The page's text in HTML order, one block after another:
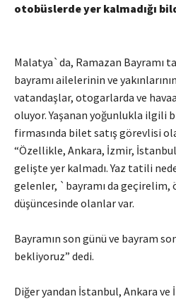
otobüslerde yer kalmadığı
Malatya`da, Ramazan Bayramı
bayramı ailelerinin ve
vatandaşlar, otogarlarda ve
oluyor. Yaşanan yoğunlukla ilgili
firmasında bilet satış görevlisi
“Özellikle, Ankara, İzmir,
gelişte yer kalmadı. Yaz tatili
gelenler, `bayramı da geçirelim,
düşüncesinde olanlar var.
Bayramın son günü ve bayram
bekliyoruz” dedi.
Diğer yandan İstanbul, Ankara